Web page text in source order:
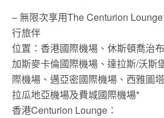
– 無限次享用The Centurion
行旅伴
位置：香港國際機場、休斯頓喬治
加斯麥卡倫國際機場、達拉斯/沃斯
際機場、邁亞密國際機場、西雅圖
拉瓜地亞機場及費城國際機場*
香港Centurion Lounge：